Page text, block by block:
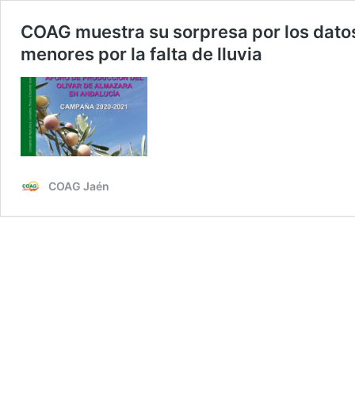
COAG muestra su sorpresa por los
menores por la falta de lluvia
COAG Jaén